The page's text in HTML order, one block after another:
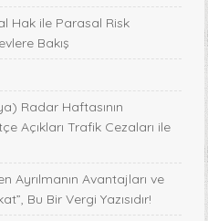
Hak ile Parasal Risk
Bakış
Radar Haftasının
Açıkları Trafik Cezaları ile
Ayrılmanın Avantajları ve
Bu Bir Vergi Yazısıdır!